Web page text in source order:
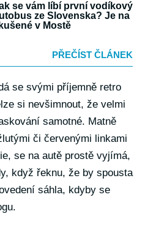
se vám líbí první vodíkový
ze Slovenska? Je na
v Mostě
PŘEČÍST ČLÁNEK
se svými příjemně retro
si nevšimnout, že velmi
samotné. Matně
či červenými linkami
se na autě prostě vyjímá,
když řeknu, že by spousta
sáhla, kdyby se